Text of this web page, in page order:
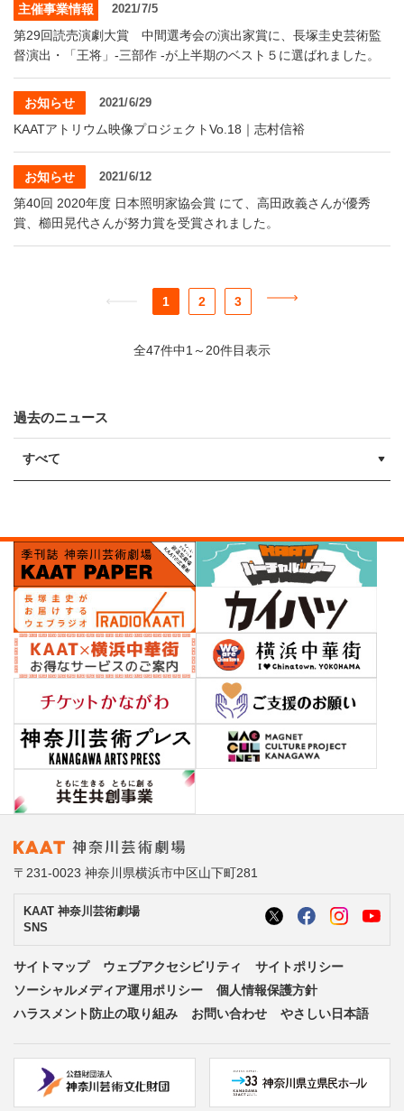
主催事業情報 2021/7/5
第29回読売演劇大賞 中間選考会の演出家賞に、長塚圭史芸術監
督演出・「王将」‐三部作 ‐が上半期のベスト５に選ばれました。
お知らせ 2021/6/29
KAATアトリウム映像プロジェクトVo.18｜志村信裕
お知らせ 2021/6/12
第40回 2020年度 日本照明家協会賞 にて、高田政義さんが優秀
賞、櫛田晃代さんが努力賞を受賞されました。
1 2 3
全47件中1～20件目表示
過去のニュース
〒231-0023 神奈川県横浜市中区山下町281
KAAT 神奈川芸術劇場
SNS
サイトマップ ウェブアクセシビリティ
サイトポリシー
ソーシャルメディア運用ポリシー
個人情報保護方針
ハラスメント防止の取り組み
お問い合わせ やさしい日本語